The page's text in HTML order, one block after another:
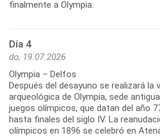
Día 4
do, 19.07.2026
Olympia – Delfos
Después del desayuno se realizará la
arqueológica de Olympia, sede
juegos olímpicos, que datan del año
hasta finales del siglo IV. La
olímpicos en 1896 se celebró en